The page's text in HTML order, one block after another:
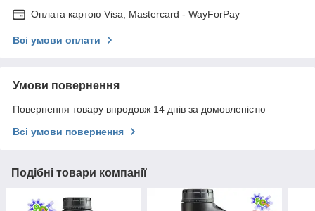
Оплата картою Visa, Mastercard - WayForPay
Всі умови оплати
Умови повернення
Повернення товару впродовж 14 днів за домовленістю
Всі умови повернення
Подібні товари компанії